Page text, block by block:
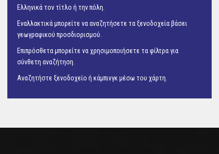
Ελληνικά τον τίτλο ή την πόλη.
Εναλλακτικά μπορείτε να αναζητήσετε τα ξενοδοχεία βάσει
γεωγραφικού προσδιορισμού.
Επιπρόσθετα μπορείτε να χρησιμοποιήσετε τα φίλτρα για
σύνθετη αναζήτηση.
Αναζητήστε ξενοδοχείο ή κάμπινγκ μέσω του χάρτη.